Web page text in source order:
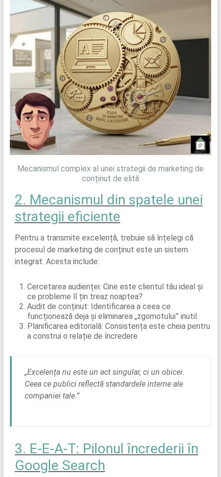
Mecanismul complex al unei strategii de marketing de
conținut de elită
2. Mecanismul din spatele unei
strategii eficiente
Pentru a transmite excelență, trebuie să înțelegi că
procesul de marketing de conținut este un sistem
integrat. Acesta include:
Cercetarea audienței: Cine este clientul tău ideal și
ce probleme îl țin treaz noaptea?
Audit de conținut: Identificarea a ceea ce
funcționează deja și eliminarea „zgomotului” inutil.
Planificarea editorială: Consistența este cheia pentru
a construi o relație de încredere.
„Excelența nu este un act singular, ci un obicei.
Ceea ce publici reflectă standardele interne ale
companiei tale.”
3. E-E-A-T: Pilonul încrederii în
Google Search